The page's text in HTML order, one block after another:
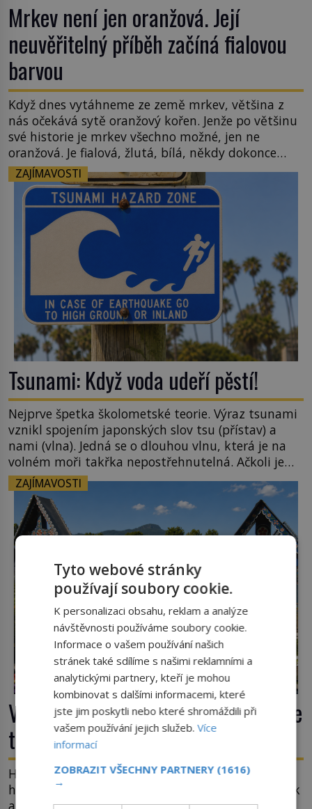
Mrkev není jen oranžová. Její
neuvěřitelný příběh začíná fialovou
barvou
Když dnes vytáhneme ze země mrkev, většina z
nás očekává sytě oranžový kořen. Jenže po většinu
své historie je mrkev všechno možné, jen ne
oranžová. Je fialová, žlutá, bílá, někdy dokonce
téměř černá. Až díky stovkám let pečlivého
šlechtění se z ní stává zelenina, bez které si českou
zahradu ani nedokážeme představit. Její příběh je
ZAJÍMAVOSTI
Tsunami: Když voda udeří pěstí!
Nejprve špetka školometské teorie. Výraz tsunami
vznikl spojením japonských slov tsu (přístav) a
nami (vlna). Jedná se o dlouhou vlnu, která je na
volném moři takřka nepostřehnutelná. Ačkoli je
vlnová délka tsunami i 300 kilometrů, výška vlny
na volném moři je maximálně 1,5 metru. Máme se
podobné obří vlny obávat i v Evropě? Vznik
tsunami si […]
ZAJÍMAVOSTI
Veselý hřbitov v Rumunsku: Proč zde
třou pohřební plačky bídu s nouzí?
Hřbitov jako jeviště pro mystérium smrti. Mezi
hrobovými místy půda promáčená slzami, smutek
a vědomí konečnosti lidské existence. Jsou ale
Tyto webové stránky
používají soubory cookie.
K personalizaci obsahu, reklam a analýze
návštěvnosti používáme soubory cookie.
Informace o vašem používání našich
stránek také sdílíme s našimi reklamními a
analytickými partnery, kteří je mohou
kombinovat s dalšími informacemi, které
jste jim poskytli nebo které shromáždili při
vašem používání jejich služeb.Více
informací
ZOBRAZIT VŠECHNY PARTNERY (1616)
→